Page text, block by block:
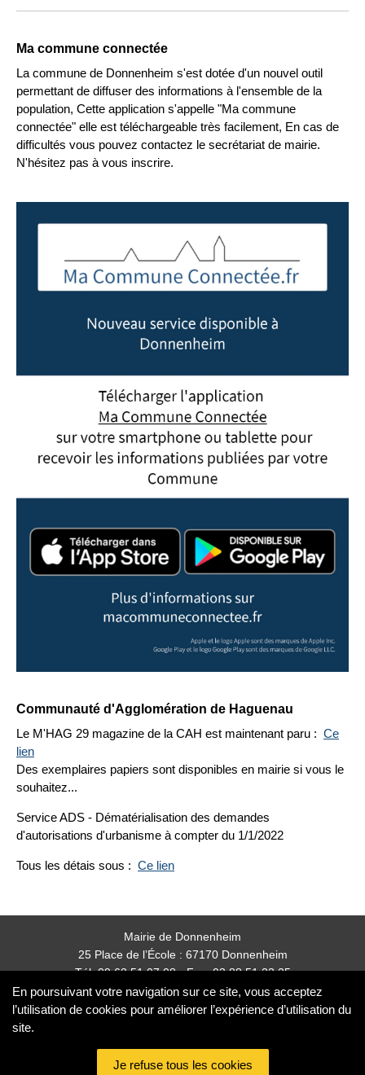
En poursuivant votre navigation sur ce site, vous acceptez
l’utilisation de cookies pour améliorer l’expérience d’utilisation du
site.
Ma commune connectée
La commune de Donnenheim s'est dotée d'un nouvel outil
permettant de diffuser des informations à l'ensemble de la
population, Cette application s'appelle "Ma commune
connectée" elle est téléchargeable très facilement, En cas de
difficultés vous pouvez contactez le secrétariat de mairie.
N'hésitez pas à vous inscrire.
Communauté d'Agglomération de Haguenau
Le M'HAG 29 magazine de la CAH est maintenant paru : Ce
lien
Des exemplaires papiers sont disponibles en mairie si vous le
souhaitez...
Service ADS - Dématérialisation des demandes
d'autorisations d'urbanisme à compter du 1/1/2022
Tous les détais sous : Ce lien
Mairie de Donnenheim
25 Place de l’École : 67170 Donnenheim
Tél: 09 62 51 07 08 - Fax: 03 88 51 23 25
mairie.donnenheim@orange.fr
partenaires